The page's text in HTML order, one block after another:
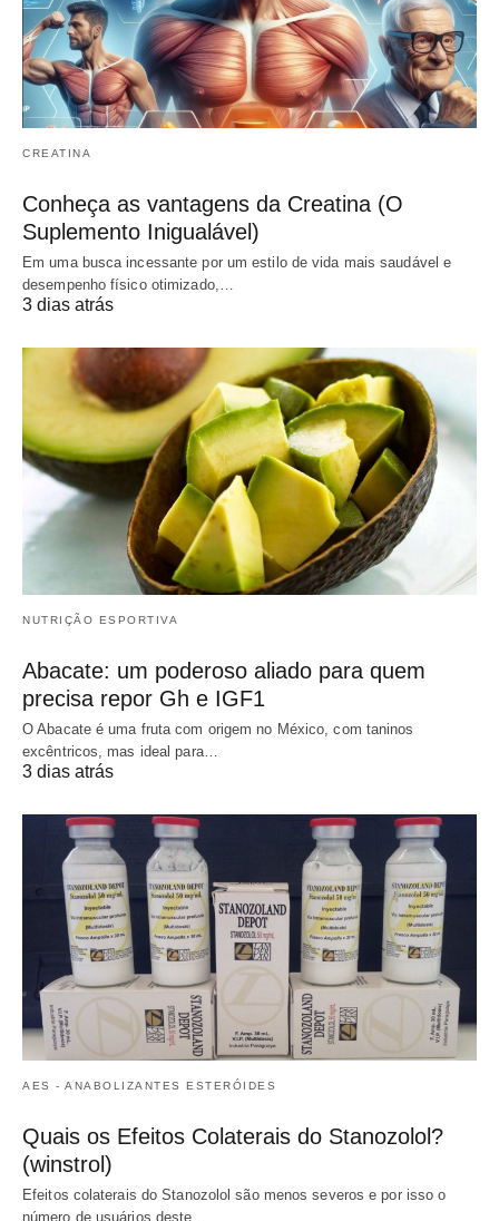
CREATINA
Conheça as vantagens da Creatina (O
Suplemento Inigualável)
Em uma busca incessante por um estilo de vida mais saudável e
desempenho físico otimizado,…
3 dias atrás
NUTRIÇÃO ESPORTIVA
Abacate: um poderoso aliado para quem
precisa repor Gh e IGF1
O Abacate é uma fruta com origem no México, com taninos
excêntricos, mas ideal para…
3 dias atrás
AES - ANABOLIZANTES ESTERÓIDES
Quais os Efeitos Colaterais do Stanozolol?
(winstrol)
Efeitos colaterais do Stanozolol são menos severos e por isso o
número de usuários deste…